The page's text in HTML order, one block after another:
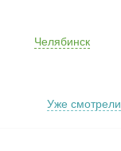
Челябинск
Уже смотрели